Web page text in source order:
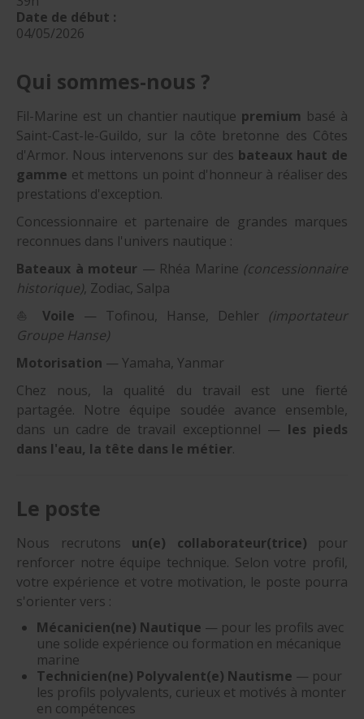
Date de début :
04/05/2026
Qui sommes-nous ?
Fil-Marine est un chantier nautique premium basé à
Saint-Cast-le-Guildo, sur la côte bretonne des Côtes
d'Armor. Nous intervenons sur des bateaux haut de
gamme et mettons un point d'honneur à réaliser des
prestations d'exception.
Concessionnaire et partenaire de grandes marques
reconnues dans l'univers nautique :
Bateaux à moteur — Rhéa Marine (concessionnaire
historique), Zodiac, Salpa
⛵ Voile — Tofinou, Hanse, Dehler (importateur
Groupe Hanse)
Motorisation — Yamaha, Yanmar
Chez nous, la qualité du travail est une fierté
partagée. Notre équipe soudée avance ensemble,
dans un cadre de travail exceptionnel — les pieds
dans l'eau, la tête dans le métier.
Le poste
Nous recrutons un(e) collaborateur(trice) pour
renforcer notre équipe technique. Selon votre profil,
votre expérience et votre motivation, le poste pourra
s'orienter vers :
Mécanicien(ne) Nautique — pour les profils avec
une solide expérience ou formation en mécanique
marine
Technicien(ne) Polyvalent(e) Nautisme — pour
les profils polyvalents, curieux et motivés à monter
en compétences